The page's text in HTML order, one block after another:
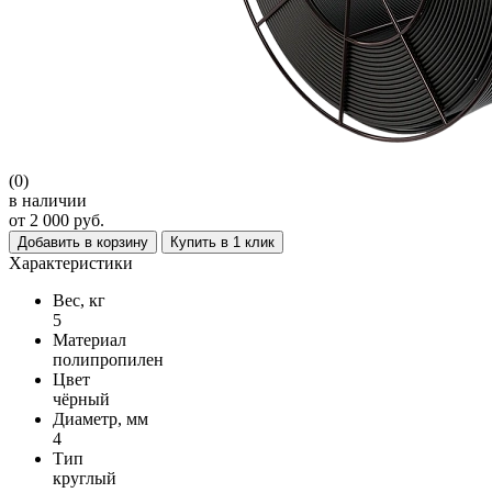
(0)
в наличии
от 2 000 руб.
Добавить в корзину Купить в 1 клик
Характеристики
Вес, кг
5
Материал
полипропилен
Цвет
чёрный
Диаметр, мм
4
Тип
круглый